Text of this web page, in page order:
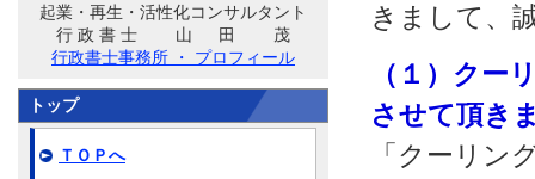
きまして、
（１）クー
させて頂き
「クーリン
起業・再生・活性化コンサルタント
行 政 書 士 山 田 茂
行政書士事務所 ・ プロフィール
トップ
ＴＯＰへ